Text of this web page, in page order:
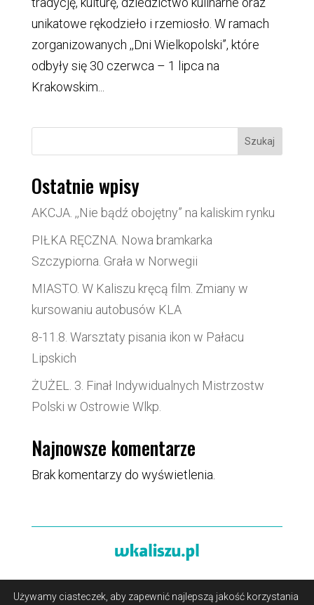
unikatowe rękodzieło i rzemiosło. W ramach
zorganizowanych ,,Dni Wielkopolski”, które
odbyły się 30 czerwca – 1 lipca na
Krakowskim...
Szukaj
Ostatnie wpisy
AKCJA. ,,Nie bądź obojętny” na kaliskim rynku
PIŁKA RĘCZNA. Nowa bramkarka
Szczypiorna. Grała w Norwegii
MIASTO. W Kaliszu kręcą film. Zmiany w
kursowaniu autobusów KLA
8-11.8. Warsztaty pisania ikon w Pałacu
Lipskich
ŻUŻEL. 3. Finał Indywidualnych Mistrzostw
Polski w Ostrowie Wlkp.
Najnowsze komentarze
Brak komentarzy do wyświetlenia.
O portalu/Reklama/ Polityka prywatności i pliki cookies
Używamy ciasteczek, aby zapewnić najlepszą jakość korzystania